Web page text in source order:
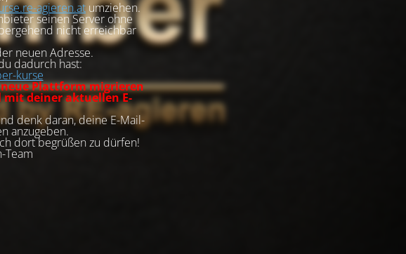
agieren.at umziehen.
seinen Server ohne
nicht erreichbar
neuen Adresse.
dadurch hast:
kurse
Plattform migrieren
mit deiner aktuellen E-
denk daran, deine E-Mail-
anzugeben.
dort begrüßen zu dürfen!
Team